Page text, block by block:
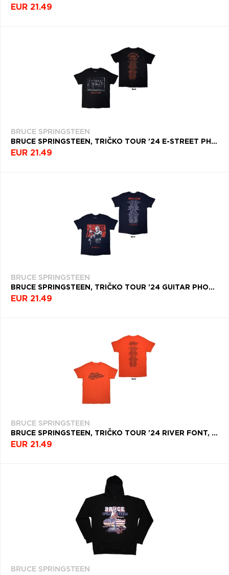
EUR 21.49
BRUCE SPRINGSTEEN
BRUCE SPRINGSTEEN, TRIČKO TOUR '24 E-STREET PHOTO, UNISEX, ČIERNA
EUR 21.49
BRUCE SPRINGSTEEN
BRUCE SPRINGSTEEN, TRIČKO TOUR '24 GUITAR PHOTO, UNISEX, MODRÁ
EUR 21.49
BRUCE SPRINGSTEEN
BRUCE SPRINGSTEEN, TRIČKO TOUR '24 RIVER FONT, UNISEX, ORANŽOVÁ
EUR 21.49
BRUCE SPRINGSTEEN